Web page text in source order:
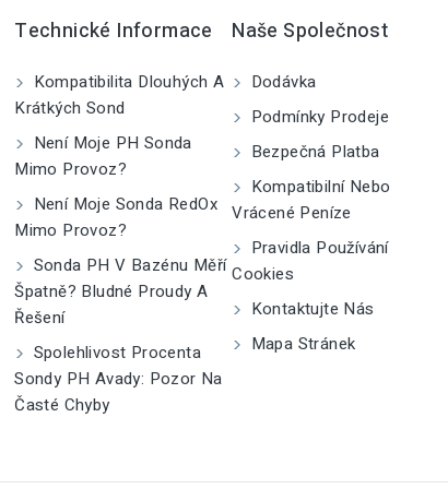
Technické Informace
Kompatibilita Dlouhých A
Krátkých Sond
Není Moje PH Sonda
Mimo Provoz?
Není Moje Sonda RedOx
Mimo Provoz?
Sonda PH V Bazénu Měří
Špatně? Bludné Proudy A
Řešení
Spolehlivost Procenta
Sondy PH Avady: Pozor Na
Časté Chyby
Naše Společnost
Dodávka
Podmínky Prodeje
Bezpečná Platba
Kompatibilní Nebo
Vrácené Peníze
Pravidla Používání
Cookies
Kontaktujte Nás
Mapa Stránek